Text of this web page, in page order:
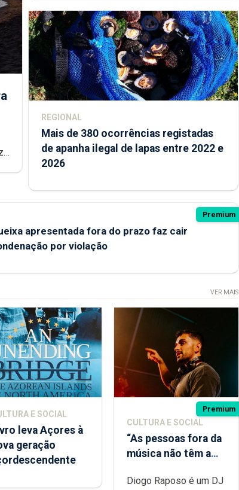
REGIONAL
Mais de 380 ocorrências registadas
de apanha ilegal de lapas entre 2022 e
2026
Premium
apresentada fora do prazo faz cair
por violação
VER MAIS
E SOCIAL
leva Açores à
geração
Premium
CULTURA E SOCIAL
“As pessoas fora da
música não têm a
difícil é produzir
Diogo Raposo é um DJ